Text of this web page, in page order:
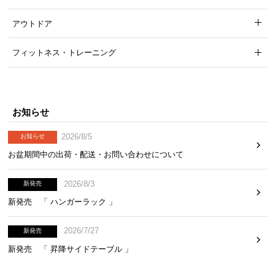
アウトドア
フィットネス・トレーニング
お知らせ
お知らせ
2026/8/5
お盆期間中の出荷・配送・お問い合わせについて
新発売
2026/8/3
新発売 「 ハンガーラック 」
新発売
2026/7/27
新発売 「 昇降サイドテーブル 」